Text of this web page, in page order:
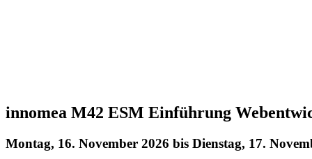
innomea M42 ESM Einführung
Montag, 16. November 2026 bis Dienstag, 17.